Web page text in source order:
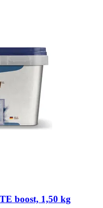
boost, 1,50 kg